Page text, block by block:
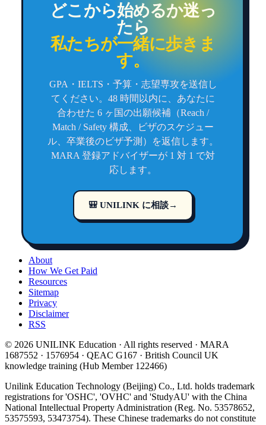
どこから始めるか迷っ
たら
私たちが一緒に歩きま
す。
GPA・IELTS・予算・志望専攻を送信し
てください。48 時間以内に、あなたに
合わせた 6 ヶ国の出願候補（Reach /
Match / Safety 構成、ビザのスケジュー
ル、卒業後のビザ予測）を返信します。
MARA 登録アドバイザーが 1 対 1 で対
応します。
🎒 UNILINK に相談→
About
How We Get Paid
Resources
Sitemap
Privacy
Disclaimer
RSS
© 2026 UNILINK Education · All rights reserved · MARA
1687552 · 1576954 · QEAC G167 · British Council UK
knowledge training (Hub Member 122466)
Unilink Education Technology (Beijing) Co., Ltd. holds trademark
registrations for 'OSHC', 'OVHC' and 'StudyAU' with the China
National Intellectual Property Administration (Reg. No. 53578652,
53575593, 53473754). These Chinese trademarks do not constitute